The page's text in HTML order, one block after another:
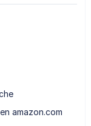
amazon.com